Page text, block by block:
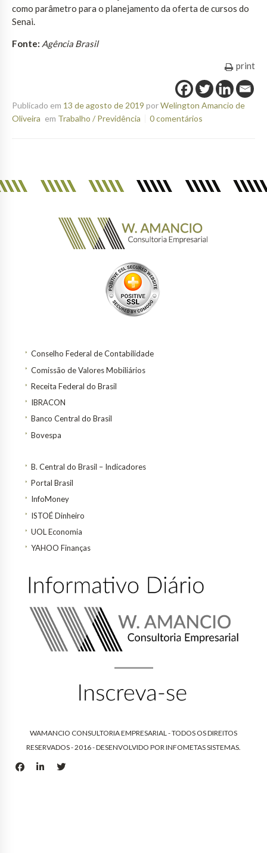
como parâmetro para o planejamento da oferta de cursos do
Senai.
Fonte: Agência Brasil
print
Publicado em 13 de agosto de 2019 porWelington Amancio de
Oliveira em Trabalho / Previdência 0 comentários
Conselho Federal de Contabilidade
Comissão de Valores Mobiliários
Receita Federal do Brasil
IBRACON
Banco Central do Brasil
Bovespa
B. Central do Brasil – Indicadores
Portal Brasil
InfoMoney
ISTOÉ Dinheiro
UOL Economia
YAHOO Finanças
WAMANCIO CONSULTORIA EMPRESARIAL - TODOS OS DIREITOS
RESERVADOS - 2016 - DESENVOLVIDO PORINFOMETAS SISTEMAS.